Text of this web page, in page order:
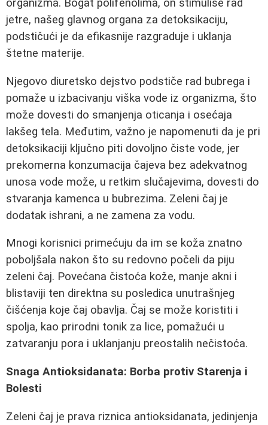
organizma. Bogat polifenolima, on stimuliše rad
jetre, našeg glavnog organa za detoksikaciju,
podstičući je da efikasnije razgraduje i uklanja
štetne materije.
Njegovo diuretsko dejstvo podstiče rad bubrega i
pomaže u izbacivanju viška vode iz organizma, što
može dovesti do smanjenja oticanja i osećaja
lakšeg tela. Međutim, važno je napomenuti da je pri
detoksikaciji ključno piti dovoljno čiste vode, jer
prekomerna konzumacija čajeva bez adekvatnog
unosa vode može, u retkim slučajevima, dovesti do
stvaranja kamenca u bubrezima. Zeleni čaj je
dodatak ishrani, a ne zamena za vodu.
Mnogi korisnici primećuju da im se koža znatno
poboljšala nakon što su redovno počeli da piju
zeleni čaj. Povećana čistoća kože, manje akni i
blistaviji ten direktna su posledica unutrašnjeg
čišćenja koje čaj obavlja. Čaj se može koristiti i
spolja, kao prirodni tonik za lice, pomažući u
zatvaranju pora i uklanjanju preostalih nečistoća.
Snaga Antioksidanata: Borba protiv Starenja i
Bolesti
Zeleni čaj je pravа riznica antioksidanata, jedinjenja